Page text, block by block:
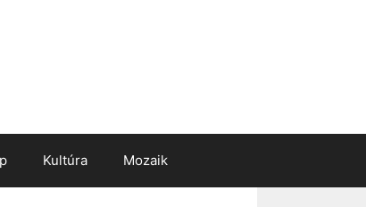
Kultúra Mozaik